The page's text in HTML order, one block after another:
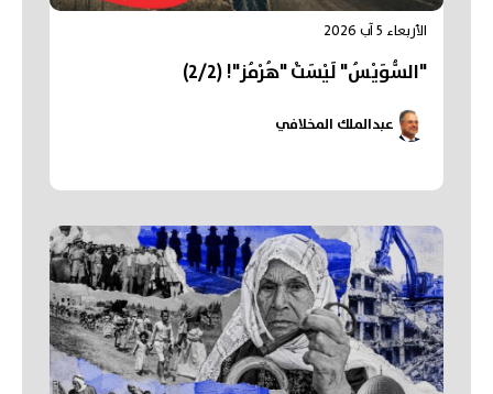
الأربعاء 5 آب 2026
"السُّوَيْسُ" لَيْسَتْ "هُرْمُز"! (2/2)
عبدالملك المخلافي